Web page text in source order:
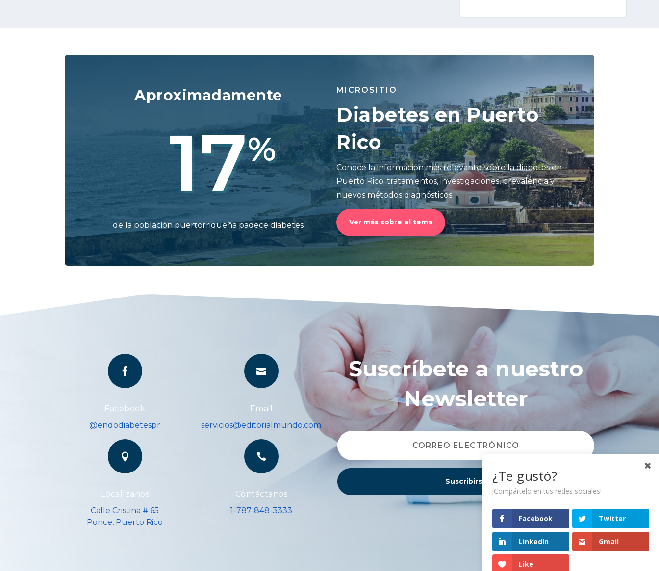
Aproximadamente
17%
de la población puertorriqueña padece diabetes
MICROSITIO
Diabetes en Puerto
Rico
Conoce la información más relevante sobre la diabetes en
Puerto Rico: tratamientos, investigaciones, prevalencia y
nuevos métodos diagnósticos.
Ver más sobre el tema

Facebook
@endodiabetespr

Localízanos
Calle Cristina # 65
Ponce, Puerto Rico

Email
servicios@editorialmundo.com

Contáctanos
1-787-848-3333
Suscríbete a nuestro
Newsletter
Suscribirse ¿Te gustó?
¡Compártelo en tus redes sociales!
Facebook Twitter
LinkedIn Gmail
Like